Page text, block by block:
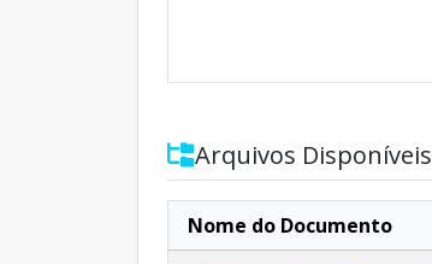
Arquivos Disponíveis
Nome do Documento